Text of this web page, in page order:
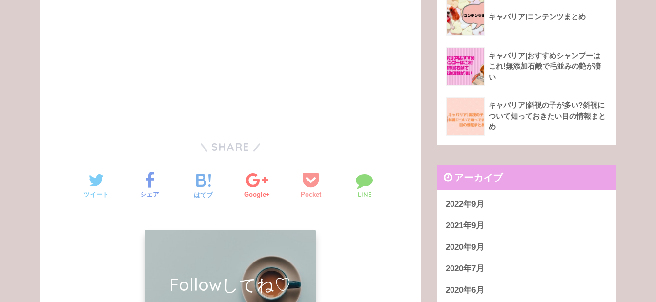
SHARE
ツイート シェア はてブ Google+ Pocket LINE
Followしてね♡
キャバリア|コンテンツまとめ
キャバリア|おすすめシャンプーは
これ!無添加石鹸で毛並みの艶が凄
い
キャバリア|斜視の子が多い?斜視に
ついて知っておきたい目の情報まと
め
アーカイブ
2022年9月
2021年9月
2020年9月
2020年7月
2020年6月